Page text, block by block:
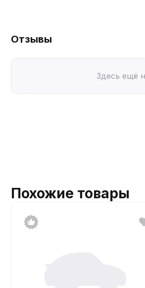
Отзывы
Здесь ещё
Похожие товары